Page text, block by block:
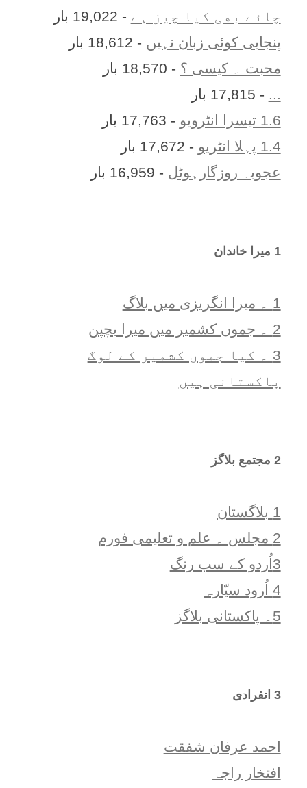
چائے بھی کیا چیز ہے - 19,022 بار
پنجابی کوئی زبان نہیں - 18,612 بار
محبت ۔ کیسی ؟ - 18,570 بار
... - 17,815 بار
1.6 تیسرا انٹرویو
- 17,763 بار
1.4 پہلا انٹریو
- 17,672 بار
عجوبہ روزگارہوٹل - 16,959 بار
1 ميرا خاندان
1 ۔ ميرا انگريزی ميں بلاگ
2 ۔ جموں کشمیر میں میرا بچپن
3 ۔ کیا جموں کشمیر کے لوگ
پاکستانی ہیں
2 مجتمع بلاگز
1 بلاگستان
2 مجلس ۔ علم و تعلیمی فورم
3اُردو کے سب رنگ
4 اُرود سیّارہ
5۔ پاکستانی بلاگز
3 انفرادی
احمد عرفان شفقت
افتخار راجہ